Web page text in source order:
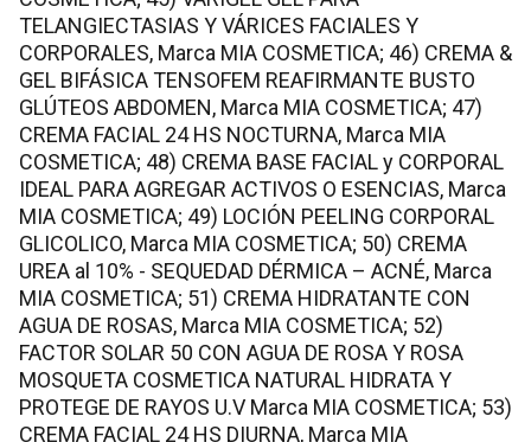
TELANGIECTASIAS Y VÁRICES FACIALES Y
CORPORALES, Marca MIA COSMETICA; 46) CREMA &
GEL BIFÁSICA TENSOFEM REAFIRMANTE BUSTO
GLÚTEOS ABDOMEN, Marca MIA COSMETICA; 47)
CREMA FACIAL 24 HS NOCTURNA, Marca MIA
COSMETICA; 48) CREMA BASE FACIAL y CORPORAL
IDEAL PARA AGREGAR ACTIVOS O ESENCIAS, Marca
MIA COSMETICA; 49) LOCIÓN PEELING CORPORAL
GLICOLICO, Marca MIA COSMETICA; 50) CREMA
UREA al 10% - SEQUEDAD DÉRMICA – ACNÉ, Marca
MIA COSMETICA; 51) CREMA HIDRATANTE CON
AGUA DE ROSAS, Marca MIA COSMETICA; 52)
FACTOR SOLAR 50 CON AGUA DE ROSA Y ROSA
MOSQUETA COSMETICA NATURAL HIDRATA Y
PROTEGE DE RAYOS U.V Marca MIA COSMETICA; 53)
CREMA FACIAL 24 HS DIURNA, Marca MIA